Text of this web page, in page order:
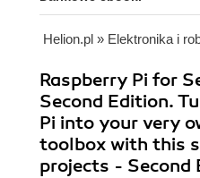
Helion.pl » Elektronika i
Raspberry Pi for
Second Edition.
Pi into your very
toolbox with this
projects - Second